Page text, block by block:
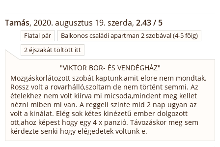
Tamás, 2020. augusztus 19. szerda, 2.43 / 5
Fiatal pár
Balkonos családi apartman 2 szobával (4-5 főig)
2 éjszakát töltött itt
"VIKTOR BOR- ÉS VENDÉGHÁZ"
Mozgáskorlátozott szobát kaptunk,amit elöre nem mondtak.
Rossz volt a rovarhálló,szoltam de nem történt semmi. Az
ételekhez nem volt kiírva mi micsoda,mindent meg kellet
nézni miben mi van. A reggeli szinte mid 2 nap ugyan az
volt a kinálat. Elég sok kétes kinézetű ember dolgozott
ott,ahoz képest hogy egy 4 x panzió. Távozáskor meg sem
kérdezte senki hogy elégedetek voltunk e.